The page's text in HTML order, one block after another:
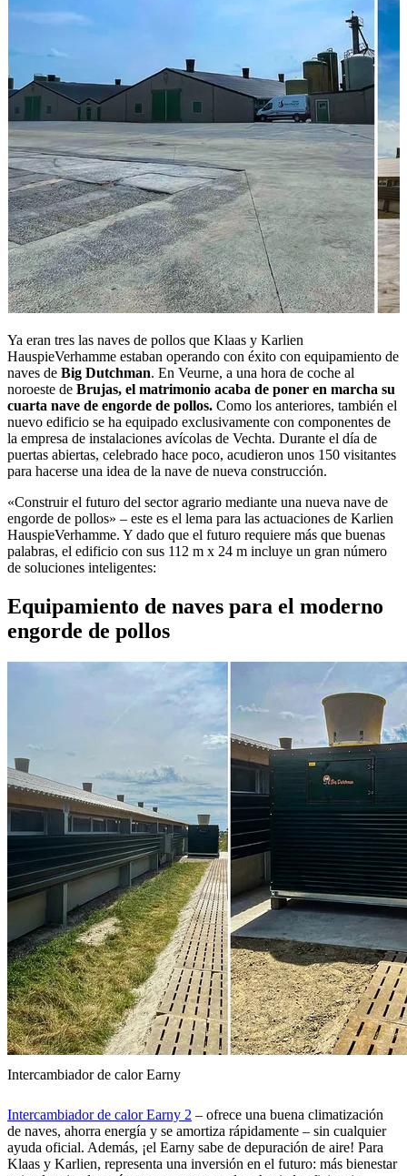
Ya eran tres las naves de pollos que Klaas y Karlien
HauspieVerhamme estaban operando con éxito con equipamiento de
naves de Big Dutchman. En Veurne, a una hora de coche al
noroeste de Brujas, el matrimonio acaba de poner en marcha su
cuarta nave de engorde de pollos. Como los anteriores, también el
nuevo edificio se ha equipado exclusivamente con componentes de
la empresa de instalaciones avícolas de Vechta. Durante el día de
puertas abiertas, celebrado hace poco, acudieron unos 150 visitantes
para hacerse una idea de la nave de nueva construcción.
«Construir el futuro del sector agrario mediante una nueva nave de
engorde de pollos» – este es el lema para las actuaciones de Karlien
HauspieVerhamme. Y dado que el futuro requiere más que buenas
palabras, el edificio con sus 112 m x 24 m incluye un gran número
de soluciones inteligentes:
Equipamiento de naves para el moderno
engorde de pollos
Intercambiador de calor Earny
Intercambiador de calor Earny 2 – ofrece una buena climatización
de naves, ahorra energía y se amortiza rápidamente – sin cualquier
ayuda oficial. Además, ¡el Earny sabe de depuración de aire! Para
Klaas y Karlien, representa una inversión en el futuro: más bienestar